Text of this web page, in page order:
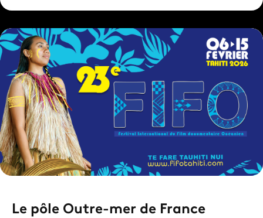
Le pôle Outre-mer de France